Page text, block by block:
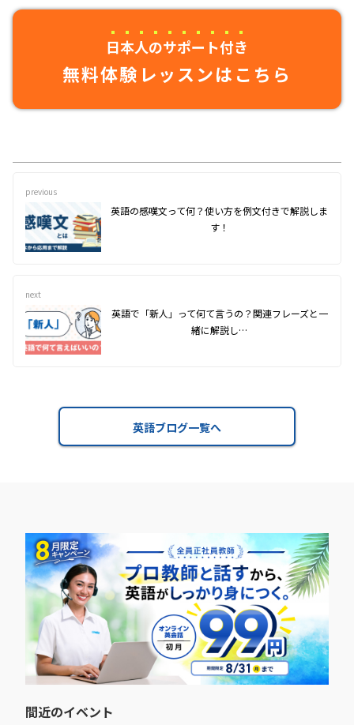
日本人のサポート付き
無料体験レッスンはこちら
previous
英語の感嘆文って何？使い方を例文付きで解説しま
す！
next
英語で「新人」って何て言うの？関連フレーズと一
緒に解説し…
英語ブログ一覧へ
間近のイベント​